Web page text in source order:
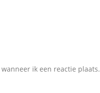
ik een reactie plaats.